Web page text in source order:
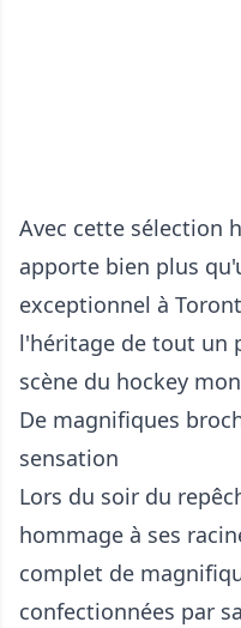
Avec cette sélection
apporte bien plus
exceptionnel à
l'héritage de tout un
scène du hockey
De magnifiques
sensation
Lors du soir du
hommage à ses
complet de
confectionnées par